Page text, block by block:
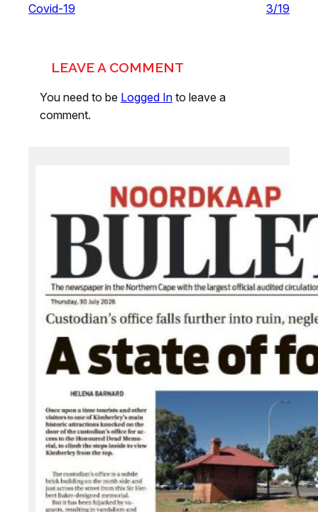
Covid-19
3/19
LEAVE A COMMENT
You need to be Logged In to leave a
comment.